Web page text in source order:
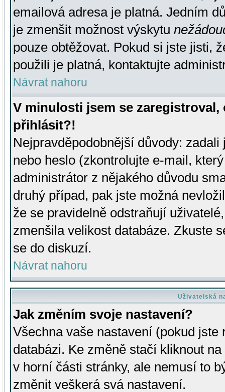
emailová adresa je platná. Jedním
je zmenšit možnost výskytu
pouze obtěžovat. Pokud si jste jisti,
použili je platná, kontaktujte
Návrat nahoru
V minulosti jsem se
přihlásit?!
Nejpravděpodobnější důvody:
nebo heslo (zkontrolujte e-mail,
administrátor z nějakého důvodu
druhý případ, pak jste možná
že se pravidelně odstraňují
zmenšila velikost databáze. Zkuste
se do diskuzí.
Návrat nahoru
Uživatelská
Jak změním svoje nastavení?
Všechna vaše nastavení (pokud
databázi. Ke změně stačí kliknout
v horní části stránky, ale nemusí to
změnit veškerá svá nastavení.